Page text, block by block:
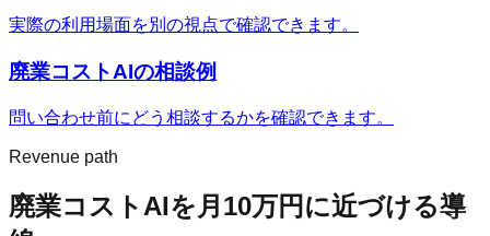
実際の利用場面を別の視点で確認できます。
廃業コストAIの相談例
問い合わせ前にどう相談するかを確認できます。
Revenue path
廃業コストAIを月10万円に近づける導